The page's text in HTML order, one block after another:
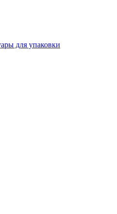
для упаковки